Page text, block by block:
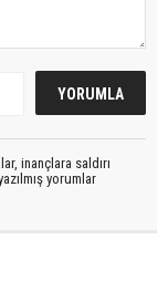
inançlara saldırı
yorumlar